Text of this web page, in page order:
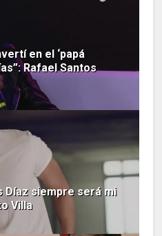
en el ‘papá
Rafael Santos
Díaz siempre será mi
Villa